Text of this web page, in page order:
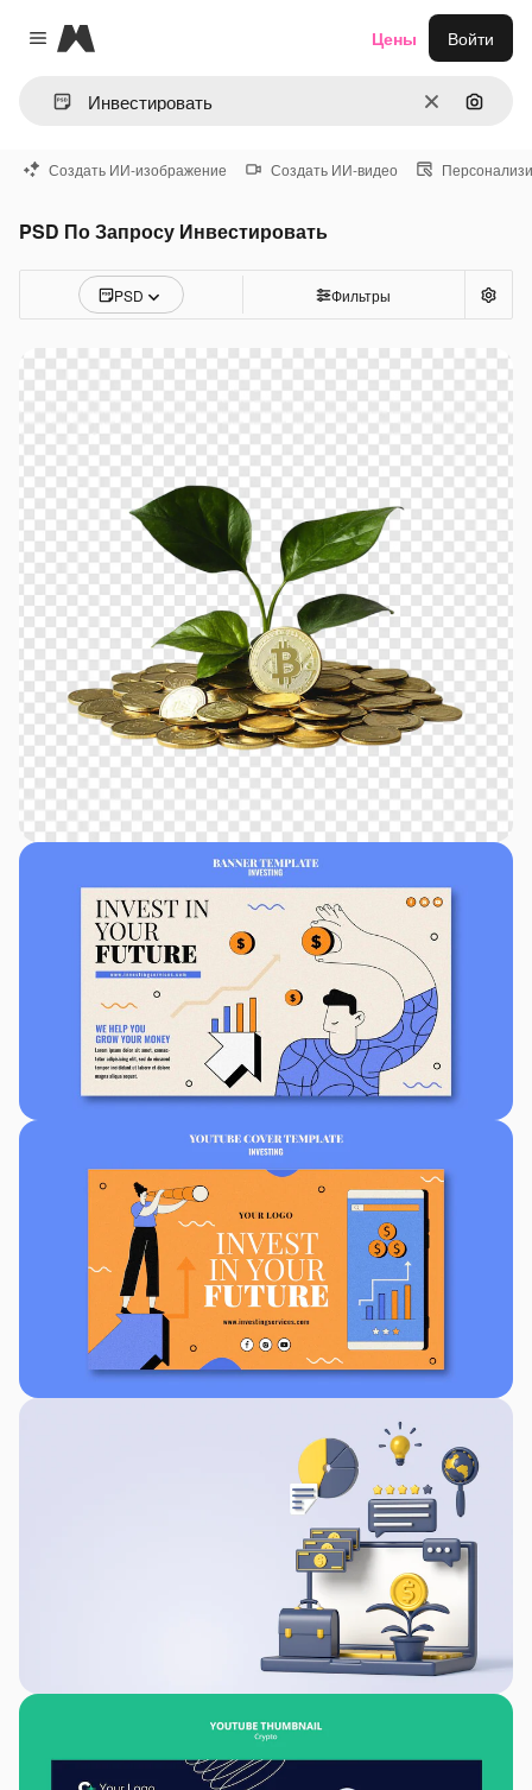
Close menu
Magnific
ОчиститьПоиск
Цены Войти
Создать ИИ-изображение Создать ИИ-видео
PSD По Запросу Инвестировать
PSD Фильтры